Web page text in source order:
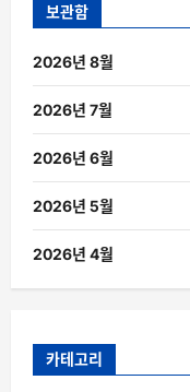
보관함
2026년 8월
2026년 7월
2026년 6월
2026년 5월
2026년 4월
카테고리